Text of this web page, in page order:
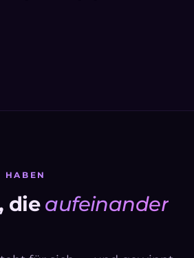
HABEN
die aufeinander